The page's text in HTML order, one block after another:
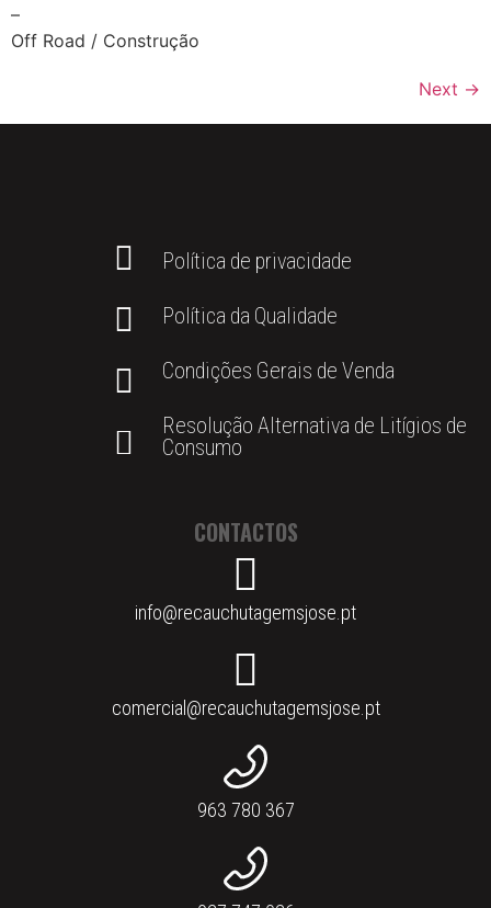
–
Off Road / Construção
Next →
Política de privacidade
Política da Qualidade
Condições Gerais de Venda
Resolução Alternativa de Litígios de
Consumo
CONTACTOS
info@recauchutagemsjose.pt
comercial@recauchutagemsjose.pt
963 780 367